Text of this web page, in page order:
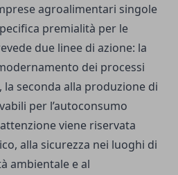
agroalimentari singole
premialità per le
due linee di azione: la
dei processi
seconda alla produzione di
per l’autoconsumo
viene riservata
alla sicurezza nei luoghi di
ambientale e al